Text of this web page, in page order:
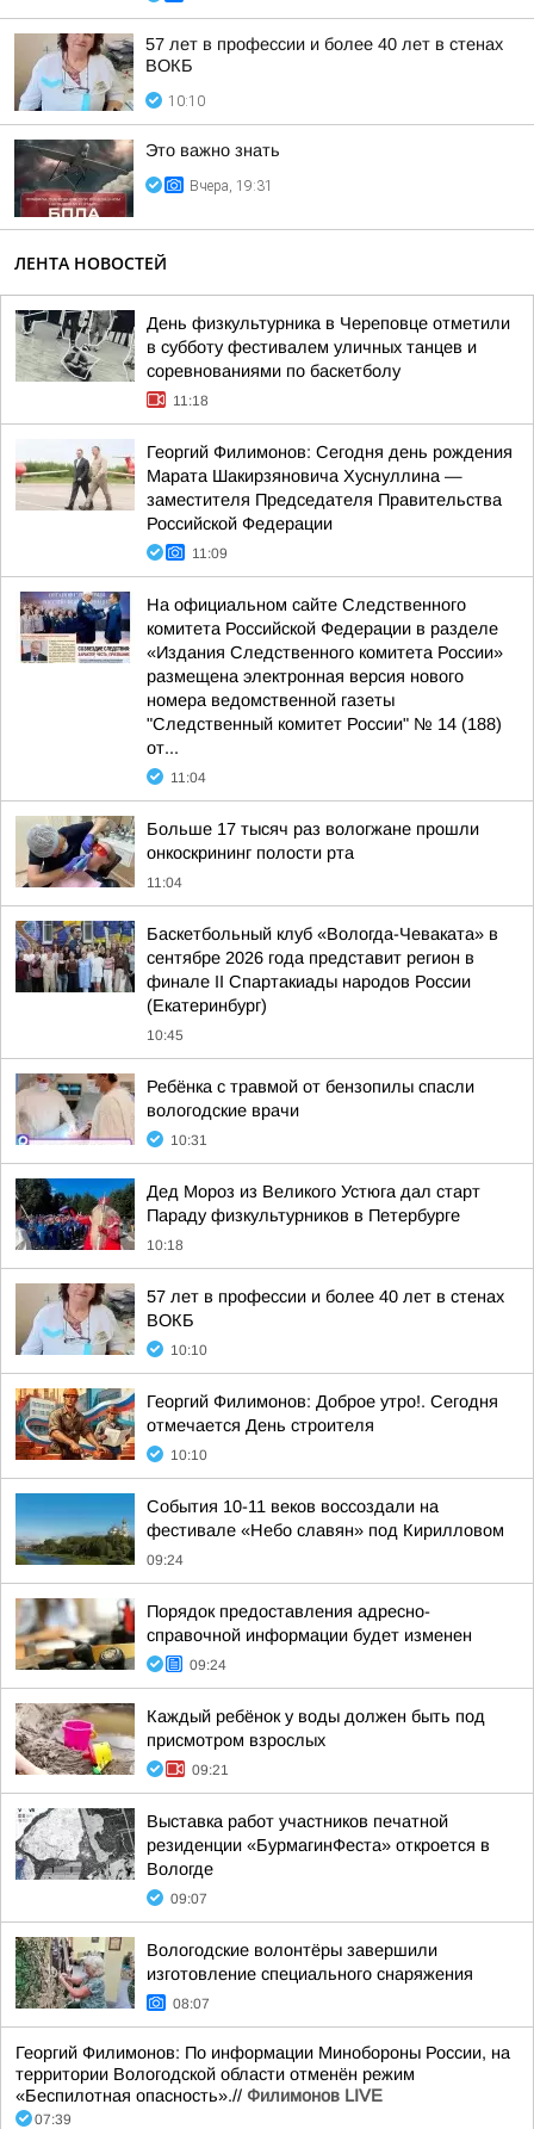
57 лет в профессии и более 40 лет в стенах
ВОКБ
10:10
Это важно знать
Вчера, 19:31
ЛЕНТА НОВОСТЕЙ
День физкультурника в Череповце отметили
в субботу фестивалем уличных танцев и
соревнованиями по баскетболу
11:18
Георгий Филимонов: Сегодня день рождения
Марата Шакирзяновича Хуснуллина —
заместителя Председателя Правительства
Российской Федерации
11:09
На официальном сайте Следственного
комитета Российской Федерации в разделе
«Издания Следственного комитета России»
размещена электронная версия нового
номера ведомственной газеты
"Следственный комитет России" № 14 (188)
от...
11:04
Больше 17 тысяч раз вологжане прошли
онкоскрининг полости рта
11:04
Баскетбольный клуб «Вологда-Чеваката» в
сентябре 2026 года представит регион в
финале II Спартакиады народов России
(Екатеринбург)
10:45
Ребёнка с травмой от бензопилы спасли
вологодские врачи
10:31
Дед Мороз из Великого Устюга дал старт
Параду физкультурников в Петербурге
10:18
57 лет в профессии и более 40 лет в стенах
ВОКБ
10:10
Георгий Филимонов: Доброе утро!. Сегодня
отмечается День строителя
10:10
События 10-11 веков воссоздали на
фестивале «Небо славян» под Кирилловом
09:24
Порядок предоставления адресно-
справочной информации будет изменен
09:24
Каждый ребёнок у воды должен быть под
присмотром взрослых
09:21
Выставка работ участников печатной
резиденции «БурмагинФеста» откроется в
Вологде
09:07
Вологодские волонтёры завершили
изготовление специального снаряжения
08:07
Георгий Филимонов: По информации Минобороны России, на
территории Вологодской области отменён режим
«Беспилотная опасность».// Филимонов LIVE
07:39